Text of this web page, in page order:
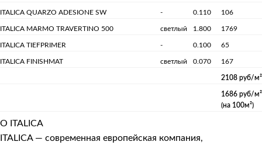
ITALICA QUARZO ADESIONE SW - 0.110 106
ITALICA MARMO TRAVERTINO 500 светлый 1.800 1769
ITALICA TIEFPRIMER - 0.100 65
ITALICA FINISHMAT светлый 0.070 167
2108 руб/м²
1686 руб/м²
(на 100м²)
О ITALICA
ITALICA — современная европейская компания,